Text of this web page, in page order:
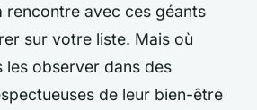
rencontre avec ces géants
sur votre liste. Mais où
les observer dans des
de leur bien-être